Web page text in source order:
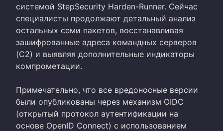
системой StepSecurity Harden-Runner. Сейчас
специалисты продолжают детальный анализ
остальных семи пакетов, восстанавливая
зашифрованные адреса командных серверов
(C2) и выявляя дополнительные индикаторы
компрометации.
Примечательно, что все вредоносные версии
были опубликованы через механизм OIDC
(открытый протокол аутентификации на
основе OpenID Connect) с использованием